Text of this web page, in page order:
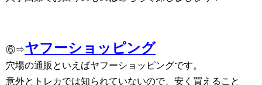
⑥⇒ヤフーショッピング
穴場の通販といえばヤフーショッピングです。
意外とトレカでは知られていないので、安く買えること